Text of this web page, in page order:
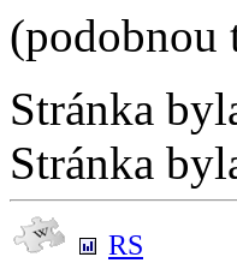
(podobnou
Stránka
Stránka
RS